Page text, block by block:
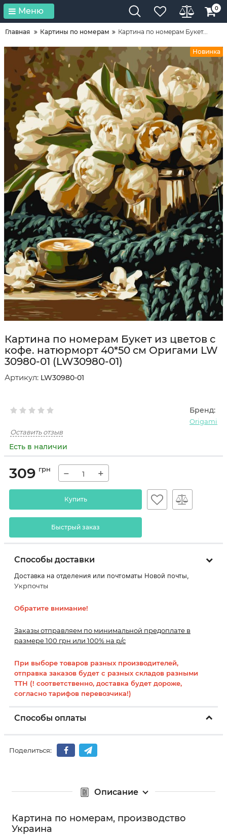
Меню 0
Главная Картины по номерам Картина по номерам Букет...
Новинка
Картина по номерам Букет из цветов с
кофе. натюрморт 40*50 см Оригами LW
30980-01 (LW30980-01)
Артикул: LW30980-01
Бренд:
Origami
Оставить отзыв
Есть в наличии
309 грн − +
Купить
Быстрый заказ
Способы доставки
Доставка на отделения или почтоматы Новой почты,
Укрпочты
Обратите внимание!
Заказы отправляем по минимальной предоплате в
размере 100 грн или 100% на р/с
При выборе товаров разных производителей,
отправка заказов будет с разных складов разными
ТТН (! соответственно, доставка будет дороже,
согласно тарифов перевозчика!)
Способы оплаты
Поделиться:
Описание
Картина по номерам, производство
Украина